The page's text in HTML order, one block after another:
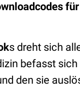
s dreht sich
befasst
den sie